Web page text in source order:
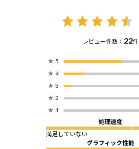
レビュー件数： 22件
★ 5
★ 4
★ 3
★ 2
★ 1
処理速度
満足していない
グラフィック性能